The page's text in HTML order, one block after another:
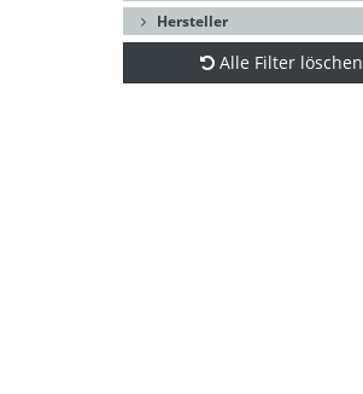
Hersteller
Alle Filter löschen